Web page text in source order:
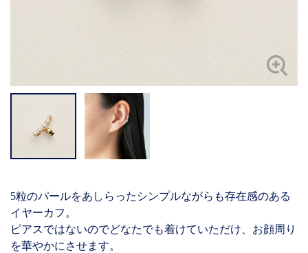
5粒のパールをあしらったシンプルながらも存在感のある
イヤーカフ。
ピアスではないのでどなたでも着けていただけ、お顔周り
を華やかにさせます。